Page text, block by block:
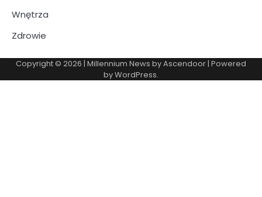
Wnętrza
Zdrowie
Copyright © 2026 | Millennium News byAscendoor| Powered
byWordPress.